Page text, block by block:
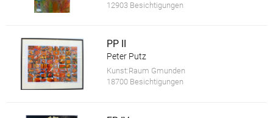
12903 Besichtigungen
PP II
Peter Putz
Kunst:Raum Gmunden
18700 Besichtigungen